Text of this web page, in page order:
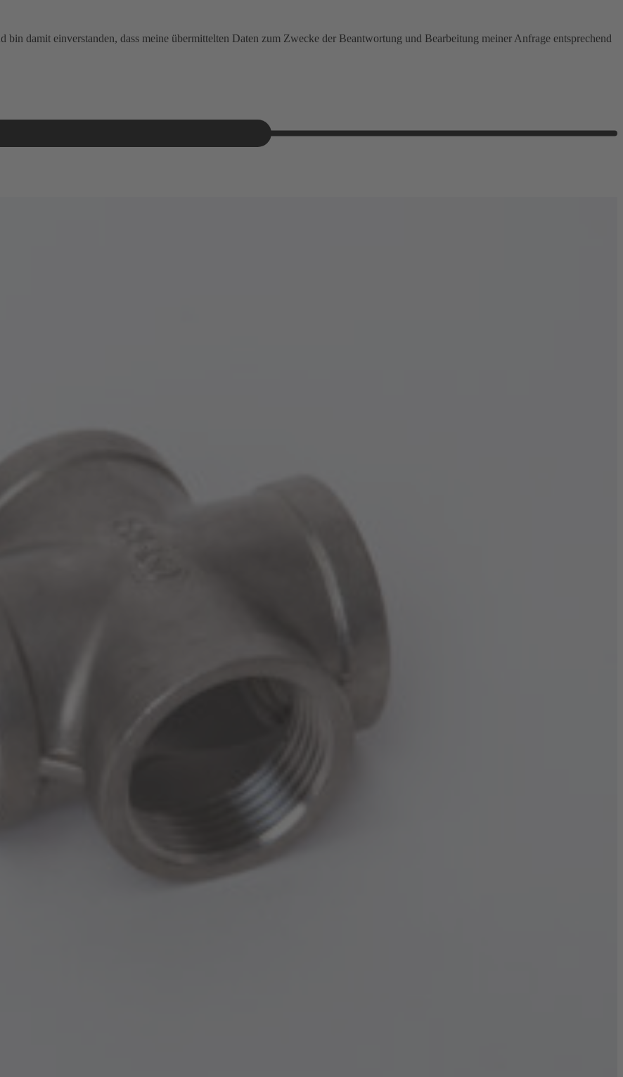
bin damit einverstanden, dass meine übermittelten Daten zum Zwecke der Beantwortung und Bearbeitung meiner Anfrage entsprechend